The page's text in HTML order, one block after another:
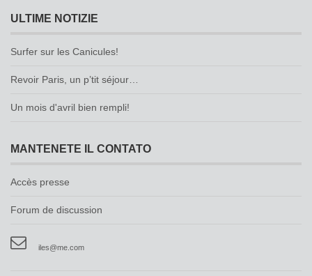
ULTIME NOTIZIE
Surfer sur les Canicules!
Revoir Paris, un p’tit séjour…
Un mois d'avril bien rempli!
MANTENETE IL CONTATO
Accès presse
Forum de discussion
iles@me.com